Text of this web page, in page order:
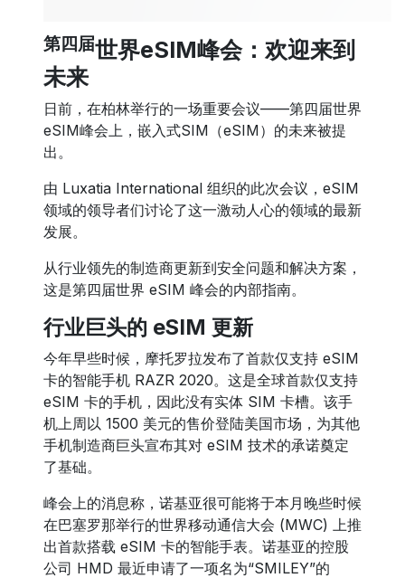
第四届世界eSIM峰会：欢迎来到
未来
日前，在柏林举行的一场重要会议——第四届世界
eSIM峰会上，嵌入式SIM（eSIM）的未来被提
出。
由 Luxatia International 组织的此次会议，eSIM
领域的领导者们讨论了这一激动人心的领域的最新
发展。
从行业领先的制造商更新到安全问题和解决方案，
这是第四届世界 eSIM 峰会的内部指南。
行业巨头的 eSIM 更新
今年早些时候，摩托罗拉发布了首款仅支持 eSIM
卡的智能手机 RAZR 2020。这是全球首款仅支持
eSIM 卡的手机，因此没有实体 SIM 卡槽。该手
机上周以 1500 美元的售价登陆美国市场，为其他
手机制造商巨头宣布其对 eSIM 技术的承诺奠定
了基础。
峰会上的消息称，诺基亚很可能将于本月晚些时候
在巴塞罗那举行的世界移动通信大会 (MWC) 上推
出首款搭载 eSIM 卡的智能手表。诺基亚的控股
公司 HMD 最近申请了一项名为“SMILEY”的